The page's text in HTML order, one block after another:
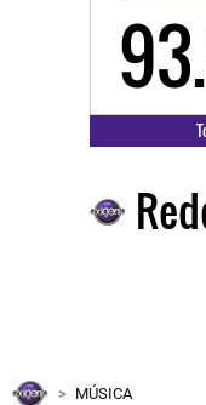
MÚSICA